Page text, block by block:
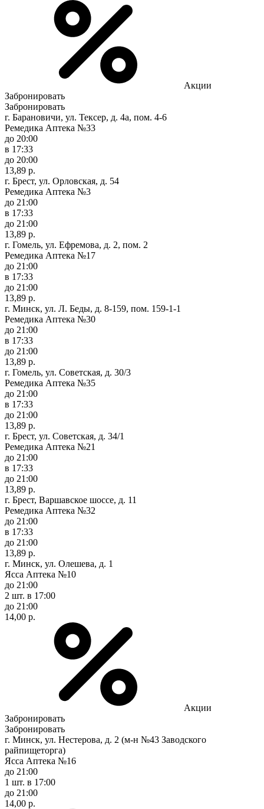
Акции
Забронировать
Забронировать
г. Барановичи, ул. Тексер, д. 4а, пом. 4-6
Ремедика Аптека №33
до 20:00
в 17:33
до 20:00
13,89 р.
г. Брест, ул. Орловская, д. 54
Ремедика Аптека №3
до 21:00
в 17:33
до 21:00
13,89 р.
г. Гомель, ул. Ефремова, д. 2, пом. 2
Ремедика Аптека №17
до 21:00
в 17:33
до 21:00
13,89 р.
г. Минск, ул. Л. Беды, д. 8-159, пом. 159-1-1
Ремедика Аптека №30
до 21:00
в 17:33
до 21:00
13,89 р.
г. Гомель, ул. Советская, д. 30/3
Ремедика Аптека №35
до 21:00
в 17:33
до 21:00
13,89 р.
г. Брест, ул. Советская, д. 34/1
Ремедика Аптека №21
до 21:00
в 17:33
до 21:00
13,89 р.
г. Брест, Варшавское шоссе, д. 11
Ремедика Аптека №32
до 21:00
в 17:33
до 21:00
13,89 р.
г. Минск, ул. Олешева, д. 1
Ясса Аптека №10
до 21:00
2 шт. в 17:00
до 21:00
14,00 р.
Акции
Забронировать
Забронировать
г. Минск, ул. Нестерова, д. 2 (м-н №43 Заводского
райпищеторга)
Ясса Аптека №16
до 21:00
1 шт. в 17:00
до 21:00
14,00 р.